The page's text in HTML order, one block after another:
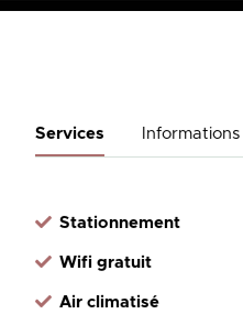
Services
Stationnement
Wifi gratuit
Air climatisé